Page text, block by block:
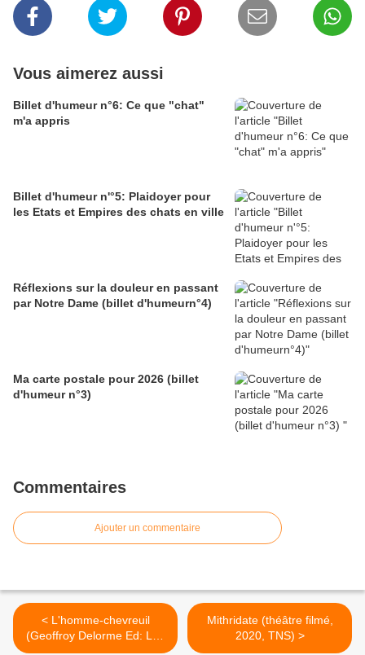
Vous aimerez aussi
Billet d'humeur n°6: Ce que "chat"
m'a appris
Billet d'humeur n'°5: Plaidoyer pour
les Etats et Empires des chats en ville
Réflexions sur la douleur en passant
par Notre Dame (billet d'humeurn°4)
Ma carte postale pour 2026 (billet
d'humeur n°3)
Commentaires
Ajouter un commentaire
< L'homme-chevreuil
(Geoffroy Delorme Ed: Les
Arènes)
Mithridate (théâtre filmé,
2020, TNS) >